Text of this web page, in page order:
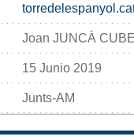
Joan JUNCÀ
15 Junio 2019
Junts-AM